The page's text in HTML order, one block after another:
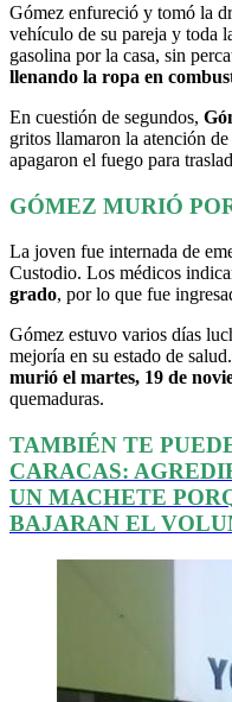
Gómez enfureció y tomó la
vehículo de su pareja y toda
gasolina por la casa, sin
llenando la ropa en
En cuestión de segundos,
gritos llamaron la atención
apagaron el fuego para
GÓMEZ MURIÓ
La joven fue internada de
Custodio. Los médicos
grado, por lo que fue
Gómez estuvo varios días
mejoría en su estado de
murió el martes, 19 de
quemaduras.
TAMBIÉN TE
CARACAS:
UN MACHETE
BAJARAN EL